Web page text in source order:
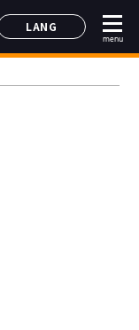
LANG
日本語
menu